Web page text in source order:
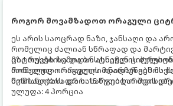
როგორ მოვამზადოთ ორაგული
ეს არის საოცრად ნაზი, ჯანსაღი და
რომელიც ძალიან სწრაფად და
ციტრუსებისა და ბოსტნეულის
მოწალული ორაგული ინარჩუნებს
წვნიანობასა და სასარგებლო
მზა თევზს ზემოდან ასხამენ
რომელიც ორაგულის მდიდარ გემოს
მომზადების დრო: 15 წუთი ხარშვის
ულუფა: 4 პორცია